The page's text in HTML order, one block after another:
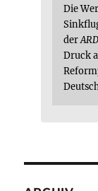
Die
der
Druck